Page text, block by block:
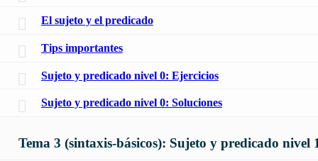
El sujeto y el predicado
Tips importantes
Sujeto y predicado nivel 0: Ejercicios
Sujeto y predicado nivel 0: Soluciones
Tema 3 (sintaxis-básicos): Sujeto y predicado nivel